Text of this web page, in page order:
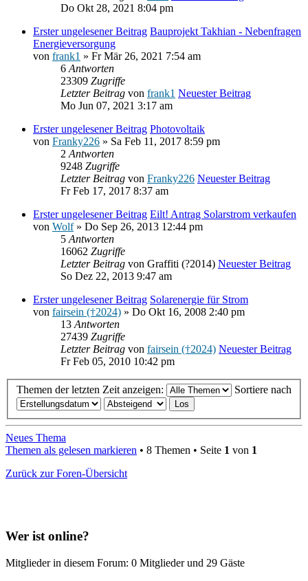
Do Okt 28, 2021 8:04 pm
Erster ungelesener Beitrag Bauprojekt Takhian - Nebenfragen
Energieversorgung
von frank1 » Fr Mär 26, 2021 7:54 am
6 Antworten
23309 Zugriffe
Letzter Beitrag von frank1 Neuester Beitrag
Mo Jun 07, 2021 3:17 am
Erster ungelesener Beitrag Photovoltaik
von Franky226 » Sa Feb 11, 2017 8:59 pm
2 Antworten
9248 Zugriffe
Letzter Beitrag von Franky226 Neuester Beitrag
Fr Feb 17, 2017 8:37 am
Erster ungelesener Beitrag Eilt! Antrag Solarstrom verkaufen
von Wolf» Do Sep 26, 2013 12:44 pm
5 Antworten
16062 Zugriffe
Letzter Beitrag von Graffiti (?2014) Neuester Beitrag
So Dez 22, 2013 9:47 am
Erster ungelesener Beitrag Solarenergie für Strom
von fairsein (†2024) » Do Okt 16, 2008 2:40 pm
13 Antworten
27439 Zugriffe
Letzter Beitrag von fairsein (†2024) Neuester Beitrag
Fr Feb 05, 2010 10:42 pm
Themen der letzten Zeit anzeigen: Sortiere nach
Neues Thema
Themen als gelesen markieren • 8 Themen • Seite 1 von 1
Zurück zur Foren-Übersicht
Wer ist online?
Mitglieder in diesem Forum: 0 Mitglieder und 29 Gäste